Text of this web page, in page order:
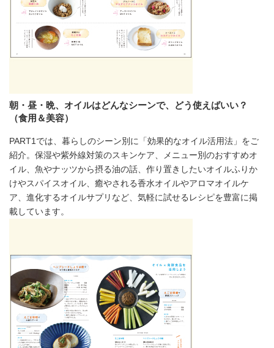
朝・昼・晩、オイルはどんなシーンで、どう使えばいい？
（食用＆美容）
PART1では、暮らしのシーン別に「効果的なオイル活用法」をご
紹介。保湿や紫外線対策のスキンケア、メニュー別のおすすめオ
イル、魚やナッツから摂る油の話、作り置きしたいオイルふりか
けやスパイスオイル、癒やされる香水オイルやアロマオイルケ
ア、進化するオイルサプリなど、気軽に試せるレシピを豊富に掲
載しています。